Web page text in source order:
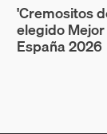
'Cremositos
elegido
España 2026